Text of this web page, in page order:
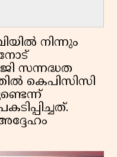
നിന്നും
സന്നദ്ധത
കെപിസിസി